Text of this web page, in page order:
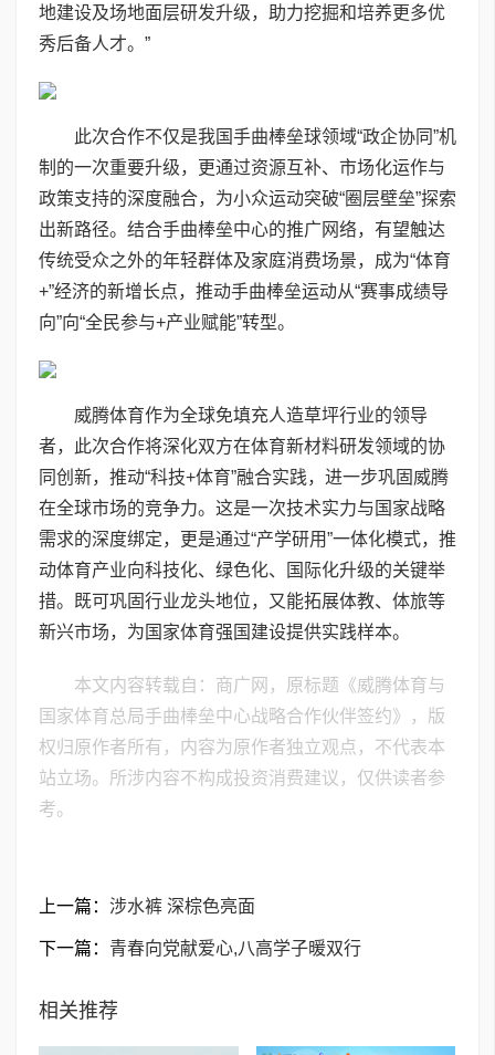
地建设及场地面层研发升级，助力挖掘和培养更多优
秀后备人才。”
此次合作不仅是我国手曲棒垒球领域“政企协同”机
制的一次重要升级，更通过资源互补、市场化运作与
政策支持的深度融合，为小众运动突破“圈层壁垒”探索
出新路径。结合手曲棒垒中心的推广网络，有望触达
传统受众之外的年轻群体及家庭消费场景，成为“体育
+”经济的新增长点，推动手曲棒垒运动从“赛事成绩导
向”向“全民参与+产业赋能”转型。
威腾体育作为全球免填充人造草坪行业的领导
者，此次合作将深化双方在体育新材料研发领域的协
同创新，推动“科技+体育”融合实践，进一步巩固威腾
在全球市场的竞争力。这是一次技术实力与国家战略
需求的深度绑定，更是通过“产学研用”一体化模式，推
动体育产业向科技化、绿色化、国际化升级的关键举
措。既可巩固行业龙头地位，又能拓展体教、体旅等
新兴市场，为国家体育强国建设提供实践样本。
本文内容转载自：商广网，原标题《威腾体育与
国家体育总局手曲棒垒中心战略合作伙伴签约》，版
权归原作者所有，内容为原作者独立观点，不代表本
站立场。所涉内容不构成投资消费建议，仅供读者参
考。
上一篇： 涉水裤 深棕色亮面
下一篇： 青春向党献爱心,八高学子暖双行
相关推荐